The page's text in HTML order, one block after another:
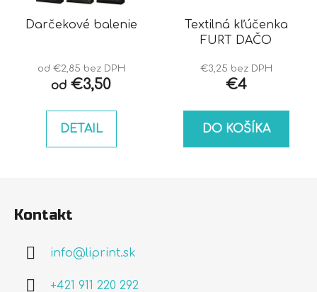
Darčekové balenie
od €2,85 bez DPH
od €3,50
DETAIL
Textilná kľúčenka
FURT DAČO
€3,25 bez DPH
€4
DO KOŠÍKA
Kontakt
info@liprint.sk
+421 911 220 292